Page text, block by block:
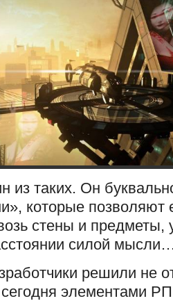
таких. Он
которые позволяют
стены и предметы,
силой
решили не
элементами